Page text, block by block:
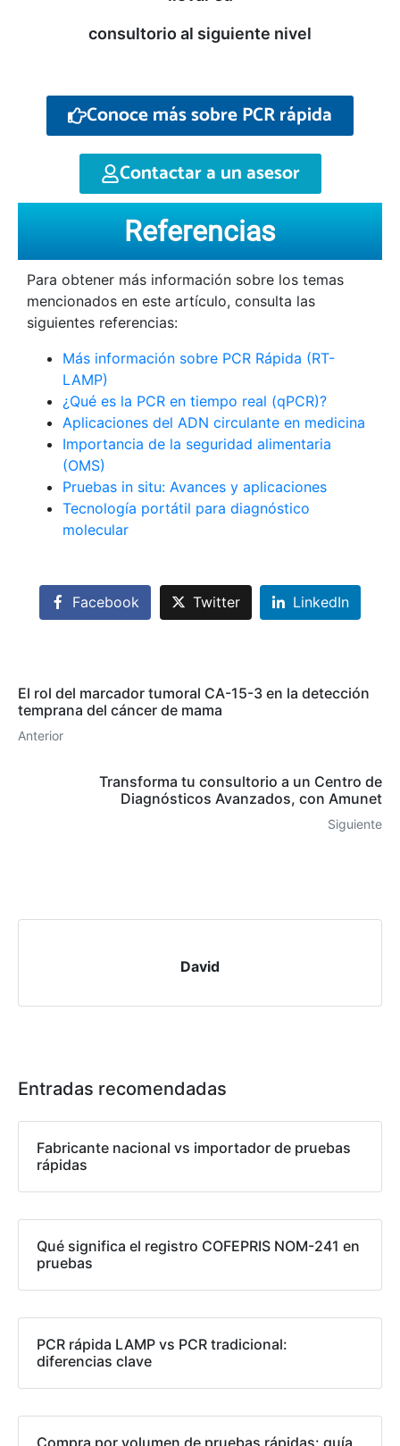
consultorio al siguiente nivel
Conoce más sobre PCR rápida
Contactar a un asesor
Referencias
Para obtener más información sobre los temas
mencionados en este artículo, consulta las
siguientes referencias:
Más información sobre PCR Rápida (RT-
LAMP)
¿Qué es la PCR en tiempo real (qPCR)?
Aplicaciones del ADN circulante en medicina
Importancia de la seguridad alimentaria
(OMS)
Pruebas in situ: Avances y aplicaciones
Tecnología portátil para diagnóstico
molecular
Facebook Twitter LinkedIn
El rol del marcador tumoral CA-15-3 en la detección
temprana del cáncer de mama
Anterior
Transforma tu consultorio a un Centro de
Diagnósticos Avanzados, con Amunet
Siguiente
David
Entradas recomendadas
Fabricante nacional vs importador de pruebas
rápidas
Qué significa el registro COFEPRIS NOM-241 en
pruebas
PCR rápida LAMP vs PCR tradicional:
diferencias clave